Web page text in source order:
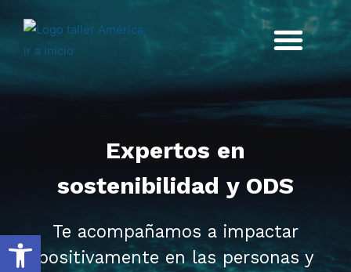
Abrir barra de herramientas
Expertos en
sostenibilidad y ODS
Te acompañamos a impactar
positivamente en las personas y